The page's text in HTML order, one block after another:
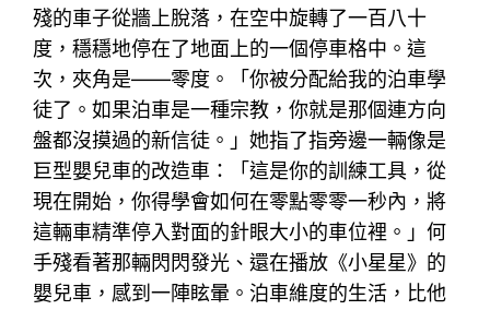
殘的車子從牆上脫落，在空中旋轉了一百八十
度，穩穩地停在了地面上的一個停車格中。這
次，夾角是——零度。「你被分配給我的泊車學
徒了。如果泊車是一種宗教，你就是那個連方向
盤都沒摸過的新信徒。」她指了指旁邊一輛像是
巨型嬰兒車的改造車：「這是你的訓練工具，從
現在開始，你得學會如何在零點零零一秒內，將
這輛車精準停入對面的針眼大小的車位裡。」何
手殘看著那輛閃閃發光、還在播放《小星星》的
嬰兒車，感到一陣眩暈。泊車維度的生活，比他